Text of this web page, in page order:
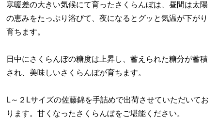
寒暖差の大きい気候にて育ったさくらんぼは、昼間は太陽
の恵みをたっぷり浴びて、夜になるとグッと気温が下がり
育ちます。
日中にさくらんぼの糖度は上昇し、蓄えられた糖分が蓄積
され、美味しいさくらんぼが育ちます。
L～２Lサイズの佐藤錦を手詰めで出荷させていただいてお
ります。甘くなったさくらんぼをご堪能ください。